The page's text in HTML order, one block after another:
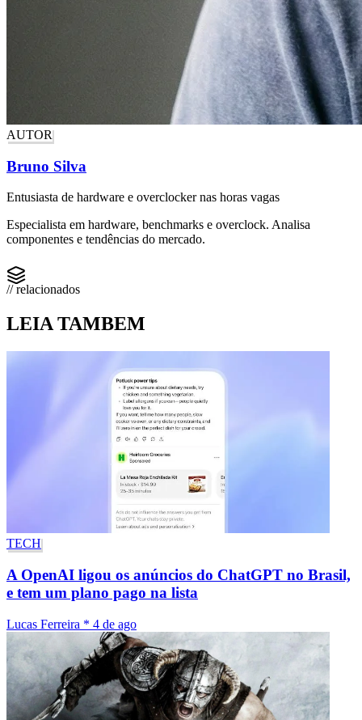
AUTOR
Bruno Silva
Entusiasta de hardware e overclocker nas horas vagas
Especialista em hardware, benchmarks e overclock. Analisa
componentes e tendências do mercado.
// relacionados
LEIA TAMBEM
TECH
A OpenAI ligou os anúncios do ChatGPT no Brasil,
e tem um plano pago na lista
Lucas Ferreira * 4 de ago